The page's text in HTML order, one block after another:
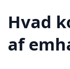
Hvad
af